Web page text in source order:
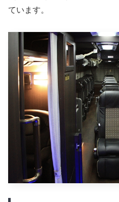
ています。